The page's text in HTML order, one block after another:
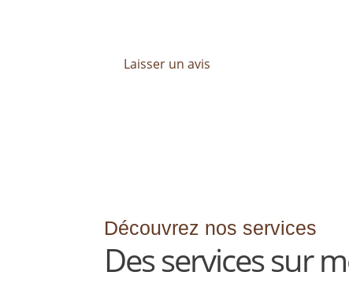
Laisser un avis
Découvrez nos services
Des services sur